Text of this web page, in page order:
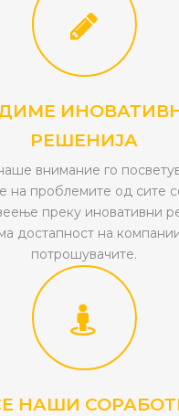
РЕШЕНИЈА
внимание го
на проблемите од сите
преку иновативни
достапност на
потрошувачите.
НАШИ